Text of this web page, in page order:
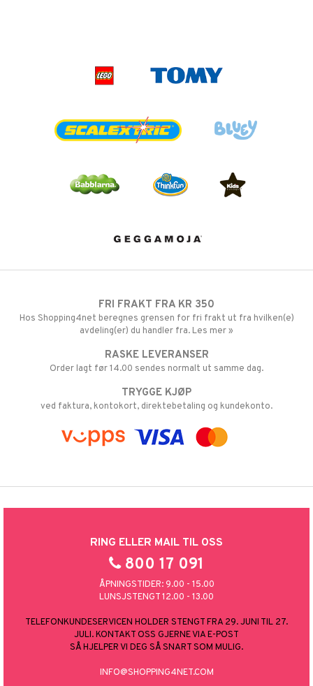
FRI FRAKT FRA KR 350
Hos Shopping4net beregnes grensen for fri frakt ut fra hvilken(e)
avdeling(er) du handler fra. Les mer »
RASKE LEVERANSER
Order lagt før 14.00 sendes normalt ut samme dag.
TRYGGE KJØP
ved faktura, kontokort, direktebetaling og kundekonto.
RING ELLER MAIL TIL OSS
800 17 091
ÅPNINGSTIDER: 9.00 - 15.00
LUNSJSTENGT 12.00 - 13.00
TELEFONKUNDESERVICEN HOLDER STENGT FRA 29. JUNI TIL 27.
JULI. KONTAKT OSS GJERNE VIA E-POST
SÅ HJELPER VI DEG SÅ SNART SOM MULIG.
INFO@SHOPPING4NET.COM